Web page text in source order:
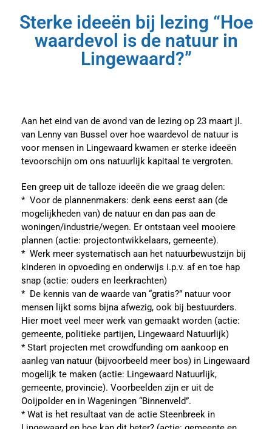
Sterke ideeën bij lezing “Hoe
waardevol is de natuur in
Lingewaard?”
Aan het eind van de avond van de lezing op 23 maart jl.
van Lenny van Bussel over hoe waardevol de natuur is
voor mensen in Lingewaard kwamen er sterke ideeën
tevoorschijn om ons natuurlijk kapitaal te vergroten.
Een greep uit de talloze ideeën die we graag delen:
* Voor de plannenmakers: denk eens eerst aan (de
mogelijkheden van) de natuur en dan pas aan de
woningen/industrie/wegen. Er ontstaan veel mooiere
plannen (actie: projectontwikkelaars, gemeente).
* Werk meer systematisch aan het natuurbewustzijn bij
kinderen in opvoeding en onderwijs i.p.v. af en toe hap
snap (actie: ouders en leerkrachten)
* De kennis van de waarde van “gratis?” natuur voor
mensen lijkt soms bijna afwezig, ook bij bestuurders.
Hier moet veel meer werk van gemaakt worden (actie:
gemeente, politieke partijen, Lingewaard Natuurlijk)
* Start projecten met crowdfunding om aankoop en
aanleg van natuur (bijvoorbeeld meer bos) in Lingewaard
mogelijk te maken (actie: Lingewaard Natuurlijk,
gemeente, provincie). Voorbeelden zijn er uit de
Ooijpolder en in Wageningen “Binnenveld”.
* Wat is het resultaat van de actie Steenbreek in